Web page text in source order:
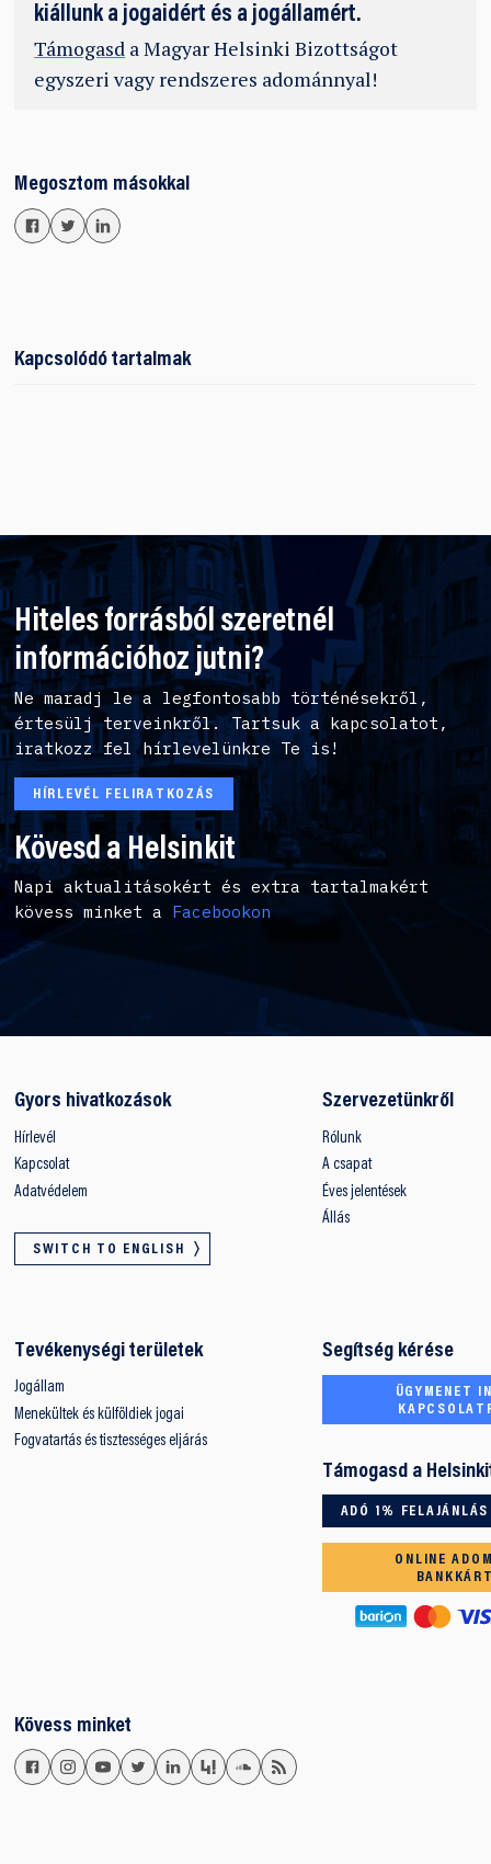
kiállunk a jogaidért és a jogállamért.
Támogasd a Magyar Helsinki Bizottságot
egyszeri vagy rendszeres adománnyal!
Megosztom másokkal
Kapcsolódó tartalmak
Hiteles forrásból szeretnél
információhoz jutni?
Ne maradj le a legfontosabb történésekről,
értesülj terveinkről. Tartsuk a kapcsolatot,
iratkozz fel hírlevelünkre Te is!
HÍRLEVÉL FELIRATKOZÁS
Kövesd a Helsinkit
Napi aktualitásokért és extra tartalmakért
kövess minket a Facebookon
Gyors hivatkozások
Hírlevél
Kapcsolat
Adatvédelem
SWITCH TO ENGLISH
Szervezetünkről
Rólunk
A csapat
Éves jelentések
Állás
Tevékenységi területek
Jogállam
Menekültek és külföldiek jogai
Fogvatartás és tisztességes eljárás
Segítség kérése
ÜGYMENET
Támogasd a
ADÓ 1% FELAJÁNLÁS
ONLINE
Kövess minket